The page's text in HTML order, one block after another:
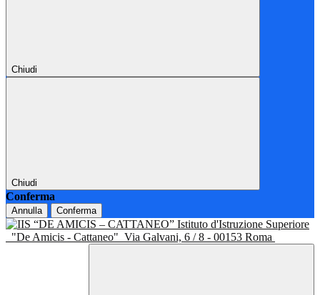
Chiudi
Chiudi
Conferma
Annulla Conferma
Istituto d'Istruzione Superiore
"De Amicis - Cattaneo" Via Galvani, 6 / 8 - 00153 Roma